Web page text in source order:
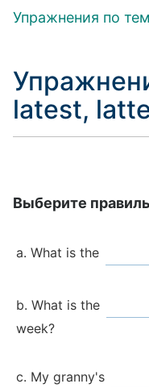
Упражнения по
latest,
Выберите
What is the
What is the
week?
My granny's